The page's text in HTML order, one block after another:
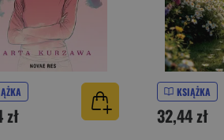
zł
KSIĄŻKA
32,44 zł